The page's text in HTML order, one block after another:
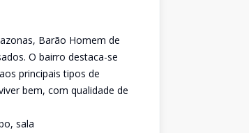
Barão Homem de
O bairro destaca-se
principais tipos de
bem, com qualidade de
sala